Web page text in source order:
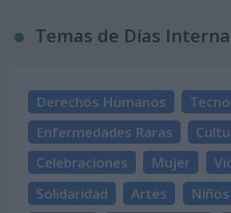
Temas de Días
Derechos Humanos
Enfermedades Raras
Celebraciones
Mujer
Solidaridad
Artes Niños